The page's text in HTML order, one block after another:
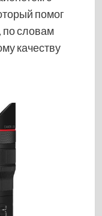
помог
по словам
качеству